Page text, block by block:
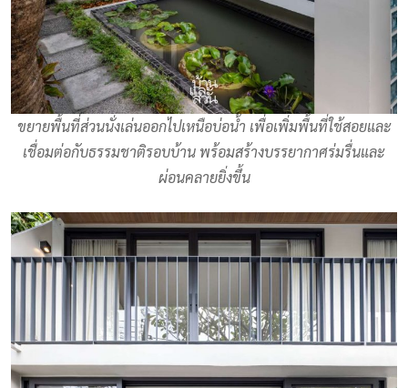
ขยายพื้นที่ส่วนนั่งเล่นออกไปเหนือบ่อน้ำ เพื่อเพิ่มพื้นที่ใช้สอยและ
เชื่อมต่อกับธรรมชาติรอบบ้าน พร้อมสร้างบรรยากาศร่มรื่นและ
ผ่อนคลายยิ่งขึ้น